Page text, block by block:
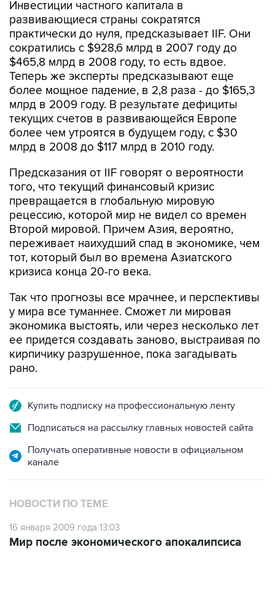
Инвестиции частного капитала в
развивающиеся страны сократятся
практически до нуля, предсказывает IIF. Они
сократились с $928,6 млрд в 2007 году до
$465,8 млрд в 2008 году, то есть вдвое.
Теперь же эксперты предсказывают еще
более мощное падение, в 2,8 раза - до $165,3
млрд в 2009 году. В результате дефициты
текущих счетов в развивающейся Европе
более чем утроятся в будущем году, с $30
млрд в 2008 до $117 млрд в 2010 году.
Предсказания от IIF говорят о вероятности
того, что текущий финансовый кризис
превращается в глобальную мировую
рецессию, которой мир не видел со времен
Второй мировой. Причем Азия, вероятно,
переживает наихудший спад в экономике, чем
тот, который был во времена Азиатского
кризиса конца 20-го века.
Так что прогнозы все мрачнее, и перспективы
у мира все туманнее. Сможет ли мировая
экономика выстоять, или через несколько лет
ее придется создавать заново, выстраивая по
кирпичику разрушенное, пока загадывать
рано.
Купить подписку на профессиональную ленту
Подписаться на рассылку главных новостей сайта
Получать оперативные новости в официальном
канале
НОВОСТИ ПО ТЕМЕ
16 января 2009 года 13:03
Мир после экономического апокалипсиса